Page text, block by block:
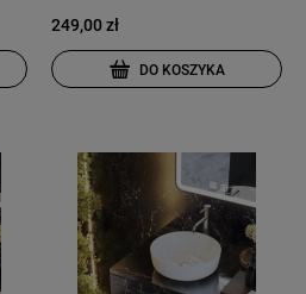
249,00 zł
DO KOSZYKA